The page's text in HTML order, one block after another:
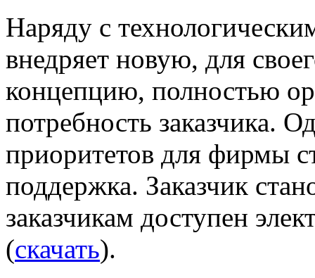
Наряду с
внедряет новую, для
концепцию, полностью
потребность заказчика.
приоритетов для фирмы
поддержка. Заказчик
заказчикам доступен
(скачать).